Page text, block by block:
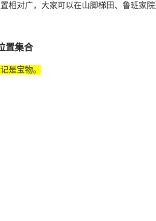
相对广，大家可以在山脚梯田、鲁班家
置集合
是宝物。